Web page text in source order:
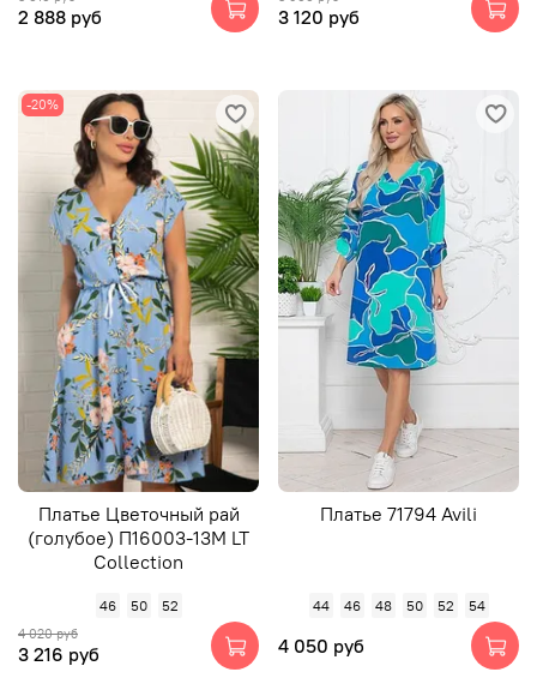
2 888 руб 3 120 руб
-20%
Платье Цветочный рай
(голубое) П16003-13М LT
Collection
46 50 52
4 020 руб
3 216 руб
Платье 71794 Avili
44 46 48 50 52 54
4 050 руб